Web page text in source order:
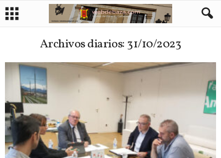
Archivos diarios: 31/10/2023